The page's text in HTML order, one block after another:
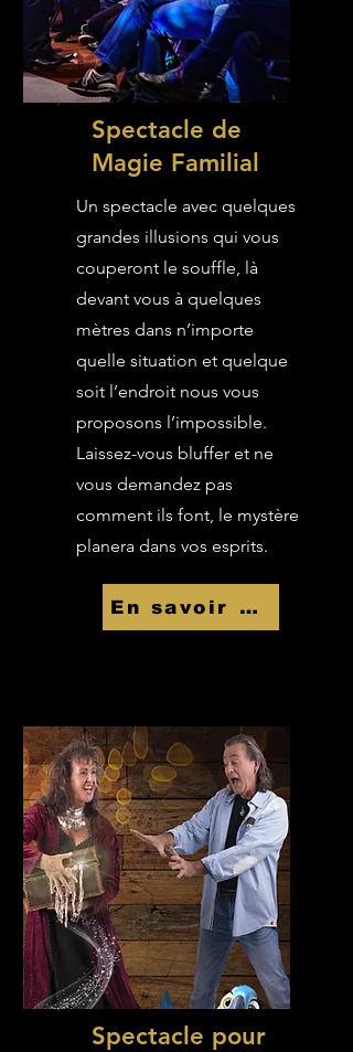
Spectacle de
Magie Familial
Un spectacle avec quelques
grandes illusions qui vous
couperont le souffle, là
devant vous à quelques
mètres dans n’importe
quelle situation et quelque
soit l’endroit nous vous
proposons l’impossible.
Laissez-vous bluffer et ne
vous demandez pas
comment ils font, le mystère
planera dans vos esprits.
En savoir Plus
Spectacle pour